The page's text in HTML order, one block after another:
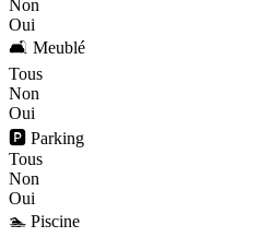
Non
Oui
🛋️ Meublé
Tous
Non
Oui
🅿️ Parking
Tous
Non
Oui
🏊 Piscine